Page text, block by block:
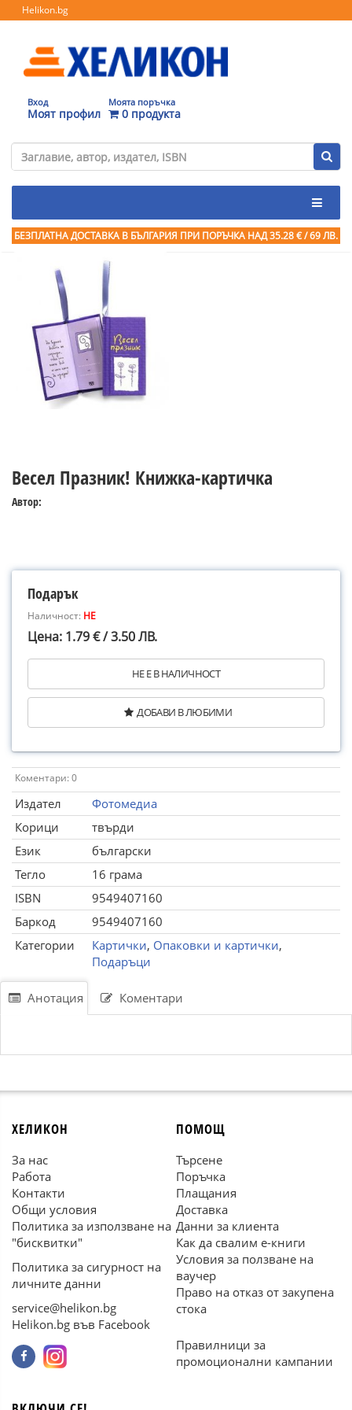
Helikon.bg
Вход
Моят профил
Моята поръчка
0 продукта
БЕЗПЛАТНА ДОСТАВКА В БЪЛГАРИЯ ПРИ ПОРЪЧКА НАД 35.28 € / 69 ЛВ.
Весел Празник! Книжка-картичка
Автор:
Подарък
Наличност: НЕ
Цена: 1.79 € / 3.50 ЛВ.
НЕ Е В НАЛИЧНОСТ
ДОБАВИ В ЛЮБИМИ
Коментари: 0
Издател
Фотомедиа
Корици
твърди
Език
български
Тегло
16 грама
ISBN
9549407160
Баркод
9549407160
Категории
Картички, Опаковки и картички,
Подаръци
Анотация Коментари
ХЕЛИКОН
За нас
Работа
Контакти
Общи условия
Политика за използване на
"бисквитки"
Политика за сигурност на
личните данни
service@helikon.bg
Helikon.bg във Facebook
ПОМОЩ
Търсене
Поръчка
Плащания
Доставка
Данни за клиента
Как да свалим е-книги
Условия за ползване на
ваучер
Право на отказ от закупена
стока
Правилници за
промоционални кампании